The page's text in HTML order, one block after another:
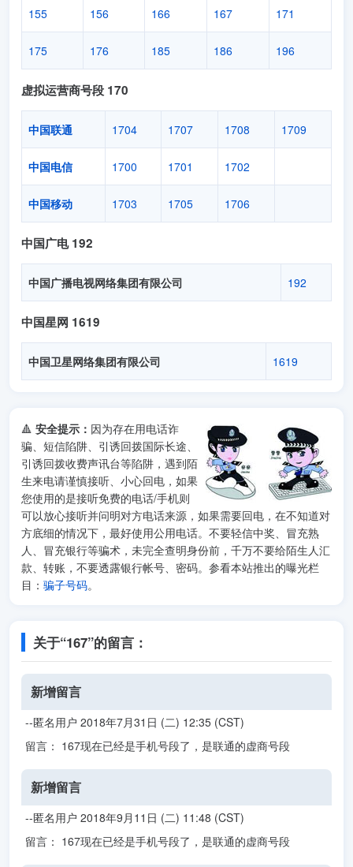
155 156 166 167 171
175 176 185 186 196
虚拟运营商号段 170
中国联通 1704 1707 1708 1709
中国电信 1700 1701 1702
中国移动 1703 1705 1706
中国广电 192
中国广播电视网络集团有限公司 192
中国星网 1619
中国卫星网络集团有限公司 1619
🔺 安全提示： 因为存在用电话诈
骗、短信陷阱、引诱回拨国际长途、
引诱回拨收费声讯台等陷阱，遇到陌
生来电请谨慎接听、小心回电，如果
您使用的是接听免费的电话/手机则
可以放心接听并问明对方电话来源，如果需要回电，在不知道对
方底细的情况下，最好使用公用电话。不要轻信中奖、冒充熟
人、冒充银行等骗术，未完全查明身份前，千万不要给陌生人汇
款、转账，不要透露银行帐号、密码。参看本站推出的曝光栏
目： 骗子号码。
关于“167”的留言：
新增留言
--匿名用户 2018年7月31日 (二) 12:35 (CST)
留言： 167现在已经是手机号段了，是联通的虚商号段
新增留言
--匿名用户 2018年9月11日 (二) 11:48 (CST)
留言： 167现在已经是手机号段了，是联通的虚商号段